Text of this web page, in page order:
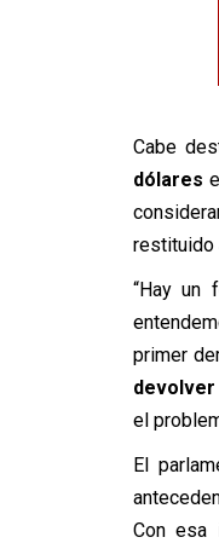
Cabe
dólares
restituido
“Hay un
primer
devolver
el
El
Con esa